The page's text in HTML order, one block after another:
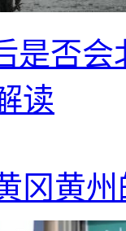
是否
读
冈黄